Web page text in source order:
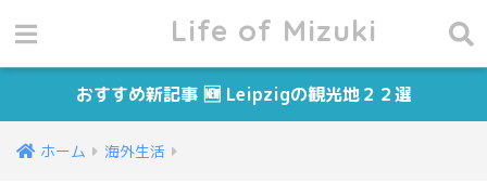
Life of Mizuki
おすすめ新記事 🆕 Leipzigの観光地２２選
ホーム 海外生活